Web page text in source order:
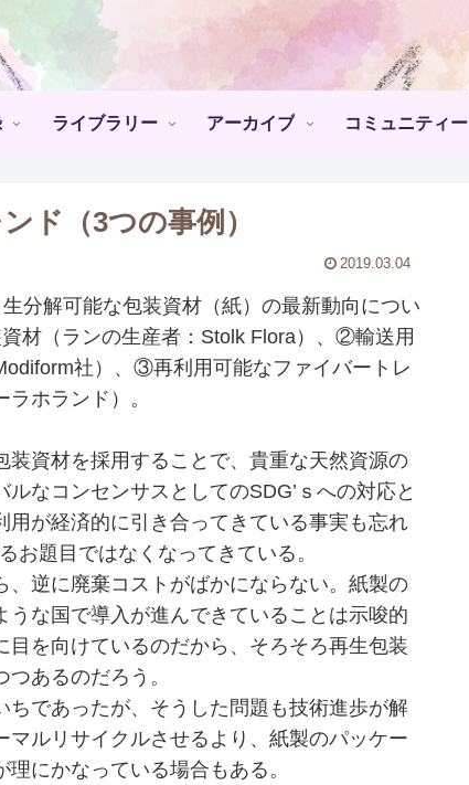
ライブラリー アーカイブ コミュニティー
ド（3つの事例）
2019.03.04
分解可能な包装資材（紙）の最新動向につい
材（ランの生産者：Stolk Flora）、②輸送用
社）、③再利用可能なファイバートレ
ホランド）。
資材を採用することで、貴重な天然資源の
なコンセンサスとしてのSDG’ｓへの対応と
が経済的に引き合ってきている事実も忘れ
お題目ではなくなってきている。
逆に廃棄コストがばかにならない。紙製の
うな国で導入が進んできていることは示唆的
を向けているのだから、そろそろ再生包装
あるのだろう。
であったが、そうした問題も技術進歩が解
ルリサイクルさせるより、紙製のパッケー
にかなっている場合もある。